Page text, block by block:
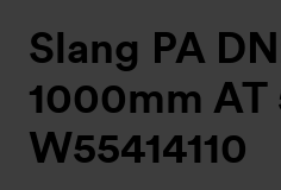
Slang PA
1000mm AT
W55414110